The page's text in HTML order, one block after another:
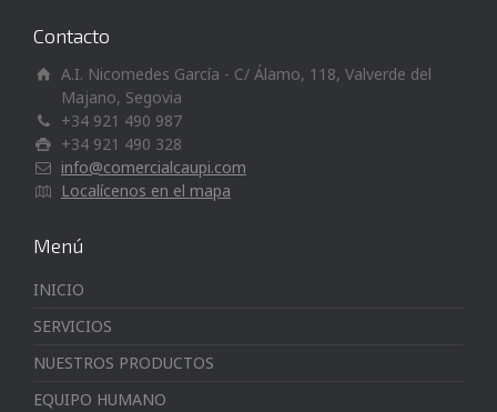
Contacto
A.I. Nicomedes García - C/ Álamo, 118, Valverde del
Majano, Segovia
+34 921 490 987
+34 921 490 328
info@comercialcaupi.com
Localícenos en el mapa
Menú
INICIO
SERVICIOS
NUESTROS PRODUCTOS
EQUIPO HUMANO